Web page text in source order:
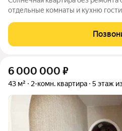
отдельные комнаты и кухню
местоположение, шаговая
инфраструктуры города.
6 000 000 ₽
43 м² 2-комн. квартира 5 этаж